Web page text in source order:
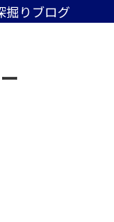
掘りブログ